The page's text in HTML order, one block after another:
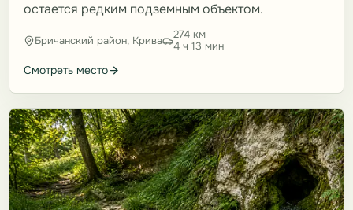
остается редким подземным объектом.
Бричанский район, Крива
274 км
4 ч 13 мин
Смотреть место